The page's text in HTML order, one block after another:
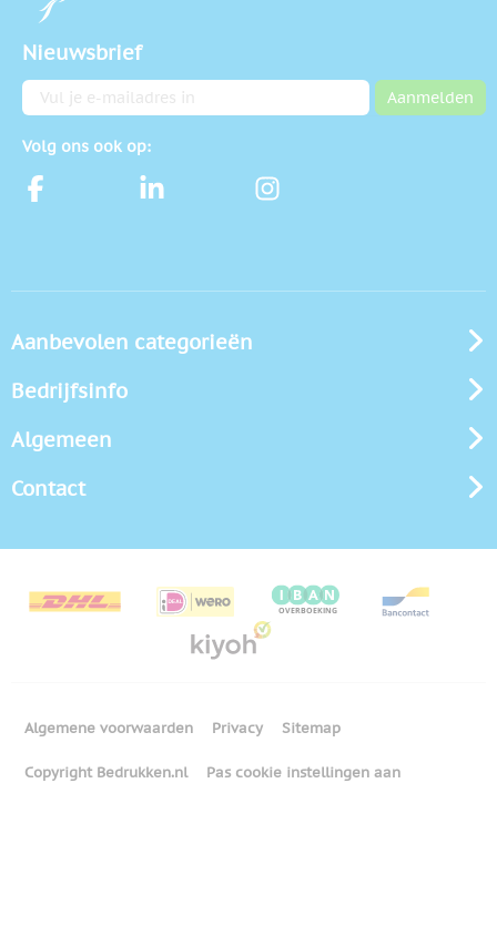
Nieuwsbrief
E-mailadres Aanmelden
Volg ons ook op:
Aanbevolen categorieën
Bedrijfsinfo
Algemeen
Contact
Algemene voorwaarden Privacy Sitemap
Copyright Bedrukken.nl Pas cookie instellingen aan